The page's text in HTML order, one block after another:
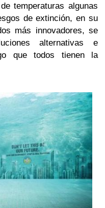
temperaturas algunas
de extinción, en su
más innovadores, se
alternativas e
que todos tienen la